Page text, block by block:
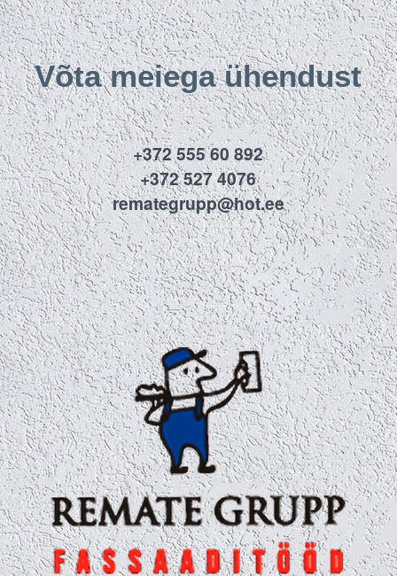
Võta meiega ühendust
+372 555 60 892
+372 527 4076
remategrupp@hot.ee